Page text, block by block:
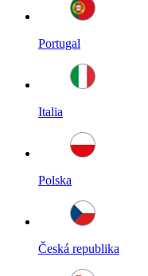
Portugal
Italia
Polska
Česká republika